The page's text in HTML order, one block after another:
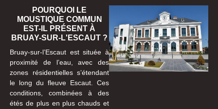
POURQUOI LE
MOUSTIQUE COMMUN
EST-IL PRÉSENT À
BRUAY-SUR-L'ESCAUT ?
Bruay-sur-l’Escaut est située à
proximité de l’eau, avec des
zones résidentielles s’étendant
le long du fleuve Escaut. Ces
conditions, combinées à des
étés de plus en plus chauds et